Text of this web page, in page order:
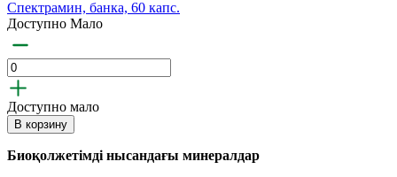
Спектрамин, банка, 60 капс.
Доступно Мало
Доступно мало
В корзину
Биоқолжетімді нысандағы минералдар